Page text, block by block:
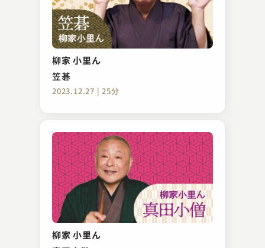
柳家 小里ん
笠碁
2023.12.27 | 25分
柳家 小里ん
蜃気楼 龍玉
ぞろぞろ
2023.10.23 | 13分
三遊亭 遊馬
百川